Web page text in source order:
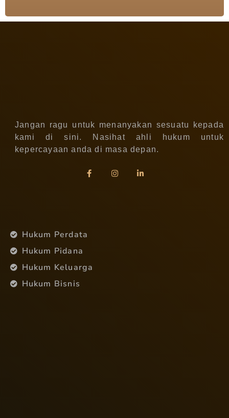
Jangan ragu untuk menanyakan sesuatu kepada
kami di sini. Nasihat ahli hukum untuk
kepercayaan anda di masa depan.
Hukum Perdata
Hukum Pidana
Hukum Keluarga
Hukum Bisnis